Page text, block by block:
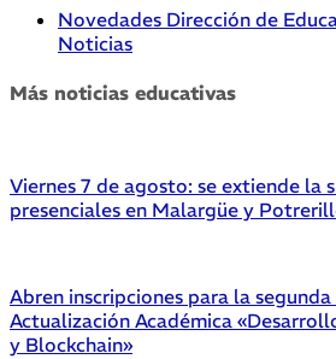
Novedades Dirección de
Noticias
Más noticias educativas
Viernes 7 de agosto: se extiende la
presenciales en Malargüe y
Abren inscripciones para la
Actualización Académica
y Blockchain»